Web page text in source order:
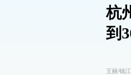
杭
到
王丽/钱